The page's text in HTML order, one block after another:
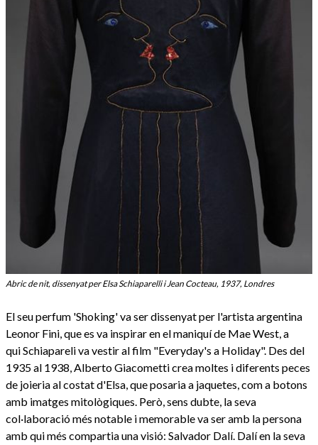
Abric de nit, dissenyat per Elsa Schiaparelli i Jean Cocteau, 1937, Londres
El seu perfum 'Shoking' va ser dissenyat per l'artista argentina
Leonor Fini, que es va inspirar en el maniquí de Mae West, a
qui Schiapareli va vestir al film "Everyday's a Holiday". Des del
1935 al 1938, Alberto Giacometti crea moltes i diferents peces
de joieria al costat d'Elsa, que posaria a jaquetes, com a botons
amb imatges mitològiques. Però, sens dubte, la seva
col·laboració més notable i memorable va ser amb la persona
amb qui més compartia una visió: Salvador Dalí. Dalí en la seva